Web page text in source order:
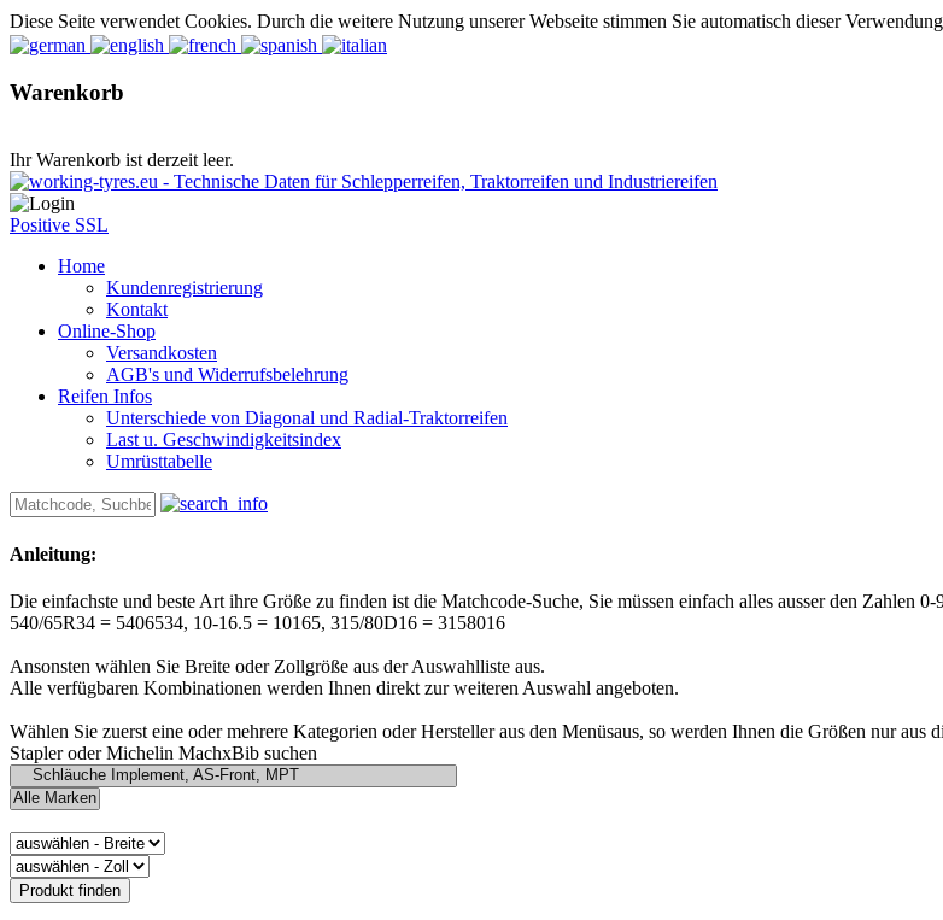
Diese Seite verwendet Cookies. Durch die weitere Nutzung unserer Webseite stimmen Sie automatisch dieser
Warenkorb
Ihr Warenkorb ist derzeit leer.
Positive SSL
Home
Kundenregistrierung
Kontakt
Online-Shop
Versandkosten
AGB's und Widerrufsbelehrung
Reifen Infos
Unterschiede von Diagonal und Radial-Traktorreifen
Last u. Geschwindigkeitsindex
Umrüsttabelle
Anleitung:
Die einfachste und beste Art ihre Größe zu finden ist die Matchcode-Suche, Sie müssen einfach alles ausser den Zahlen 0-
540/65R34 = 5406534, 10-16.5 = 10165, 315/80D16 = 3158016
Ansonsten wählen Sie Breite oder Zollgröße aus der Auswahlliste aus.
Alle verfügbaren Kombinationen werden Ihnen direkt zur weiteren Auswahl angeboten.
Wählen Sie zuerst eine oder mehrere Kategorien oder Hersteller aus den Menüsaus, so werden Ihnen die Größen nur
Stapler oder Michelin MachxBib suchen